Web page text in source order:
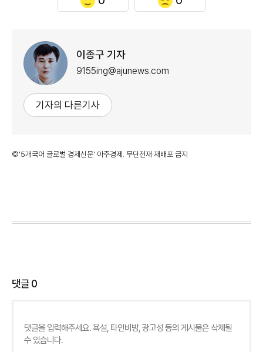
이종구 기자
9155ing@ajunews.com
기자의 다른기사
©'5개국어 글로벌 경제신문' 아주경제. 무단전재·재배포 금지
댓글0